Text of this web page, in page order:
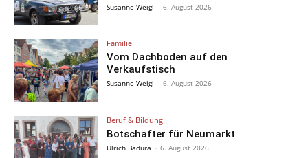
Susanne Weigl - 6. August 2026
Familie
Vom Dachboden auf den
Verkaufstisch
Susanne Weigl - 6. August 2026
Beruf & Bildung
Botschafter für Neumarkt
Ulrich Badura - 6. August 2026